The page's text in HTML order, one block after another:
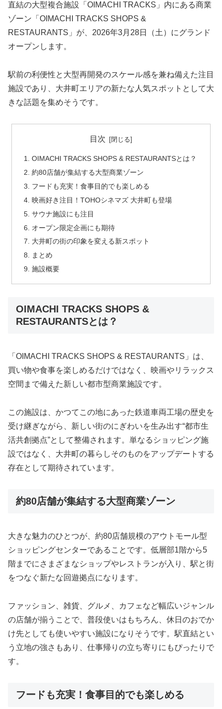
直結の大型複合施設「 OIMACHI TRACKS」 内にある商業
ゾーン「 OIMACHI TRACKS SHOPS &
RESTAURANTS」 が、2026年3月28日（土） にグランド
オープン し ます。
駅前の利便性と 大型再開発のスケール感を兼ね備え た注目
施設であり、 大井町エリアの新たな 人気スポット として大
きな話題 を集めそう です。
目次
OIMACHI TRACKS SHOPS & RESTAURANTSとは？
約80店舗が集結する大型商業ゾーン
フードも充実！食事目的でも楽しめる
映画好き注目！TOHOシネマズ 大井町も登場
サウナ施設にも注目
オープン限定企画にも期待
大井町の街の印象を変える新スポット
まとめ
施設概要
OIMACHI TRACKS SHOPS &
RESTAURANTSとは？
「 OIMACHI TRACKS SHOPS & RESTAURANTS」 は、
買い物や食事を楽しめるだけではなく、 映画やリラックス
空間 まで備え た新しい都市型商業施設です。
この施設は、 かつて この地にあった鉄道車両工場の歴史 を
受け継ぎながら、 新しい街のにぎわいを生み出す“都市生
活共創拠点”として整備さ れます。 単なる ショッピング施
設ではなく、 大井町の暮らしそのものをアップデート する
存在として期待さ れてい ます。
約80店舗が集結する大型商業ゾーン
大きな魅力のひとつが、 約80店舗規模のアウト モール型
ショッピングセンターである こと です。 低層部1階から5
階までに さまざま なショップやレストランが入り、 駅と街
をつなぐ新たな回遊拠点になり ます。
ファッション、 雑貨、 グルメ、 カフェ など幅広いジャンル
の店舗が揃う こと で、 普段使いは もちろん、 休日 のおでか
け先として も使いやすい施設になり そう です。 駅直結とい
う 立地の強さ もあり、 仕事帰り の立ち寄り に もぴったり で
す。
フードも充実！食事目的でも楽しめる